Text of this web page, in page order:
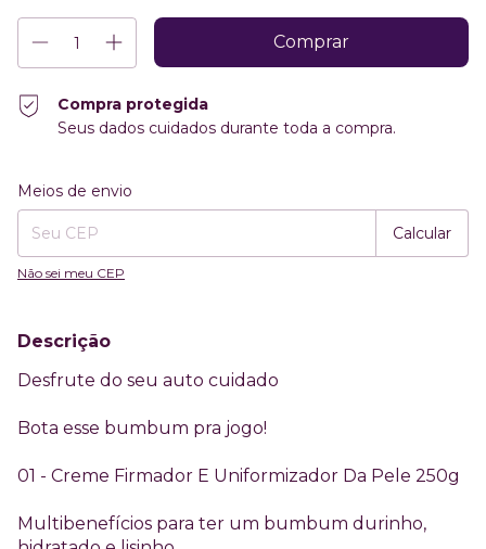
Compra protegida
Seus dados cuidados durante toda a compra.
Entregas para o CEP:
Meios de envio
Calcular
Não sei meu CEP
Descrição
Desfrute do seu auto cuidado
Bota esse bumbum pra jogo!
01 - Creme Firmador E Uniformizador Da Pele 250g
Multibenefícios para ter um bumbum durinho,